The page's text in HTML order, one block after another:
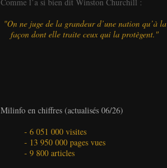
"On ne juge de la grandeur d’une nation qu’à la
façon dont elle traite ceux qui la protègent."
Milinfo en chiffres (actualisés 06/26)
- 6 051 000 visites
- 13 950 000 pages vues
- 9 800 articles